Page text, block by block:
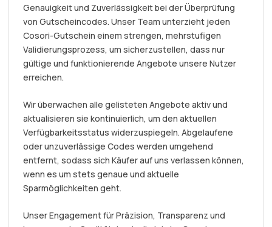
Genauigkeit und Zuverlässigkeit bei der Überprüfung
von Gutscheincodes. Unser Team unterzieht jeden
Cosori-Gutschein einem strengen, mehrstufigen
Validierungsprozess, um sicherzustellen, dass nur
gültige und funktionierende Angebote unsere Nutzer
erreichen.
Wir überwachen alle gelisteten Angebote aktiv und
aktualisieren sie kontinuierlich, um den aktuellen
Verfügbarkeitsstatus widerzuspiegeln. Abgelaufene
oder unzuverlässige Codes werden umgehend
entfernt, sodass sich Käufer auf uns verlassen können,
wenn es um stets genaue und aktuelle
Sparmöglichkeiten geht.
Unser Engagement für Präzision, Transparenz und